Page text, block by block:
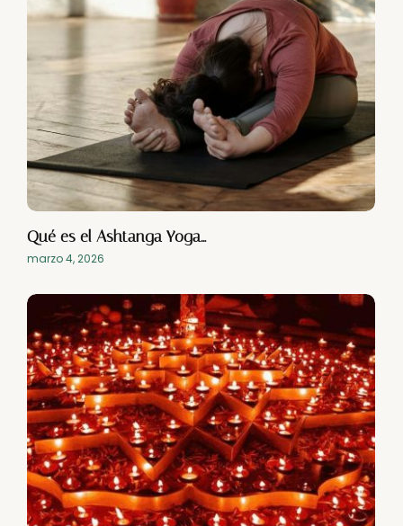
Qué es el Ashtanga Yoga…
marzo 4, 2026